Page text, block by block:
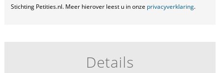
Stichting Petities.nl. Meer hierover leest u in onze privacyverklaring.
Details